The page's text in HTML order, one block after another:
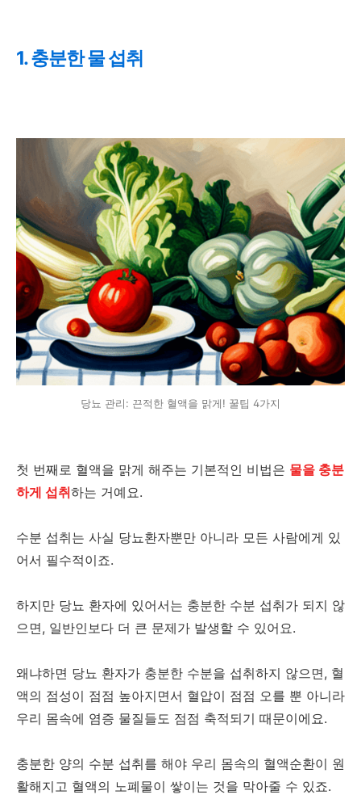
1. 충분한 물 섭취
당뇨 관리: 끈적한 혈액을 맑게! 꿀팁 4가지
첫 번째로 혈액을 맑게 해주는 기본적인 비법은 물을 충분
하게 섭취하는 거예요.
수분 섭취는 사실 당뇨환자뿐만 아니라 모든 사람에게 있
어서 필수적이죠.
하지만 당뇨 환자에 있어서는 충분한 수분 섭취가 되지 않
으면, 일반인보다 더 큰 문제가 발생할 수 있어요.
왜냐하면 당뇨 환자가 충분한 수분을 섭취하지 않으면, 혈
액의 점성이 점점 높아지면서 혈압이 점점 오를 뿐 아니라
우리 몸속에 염증 물질들도 점점 축적되기 때문이에요.
충분한 양의 수분 섭취를 해야 우리 몸속의 혈액순환이 원
활해지고 혈액의 노폐물이 쌓이는 것을 막아줄 수 있죠.